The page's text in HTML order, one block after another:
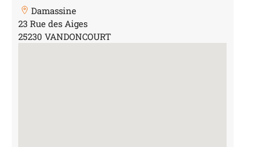
Damassine
23 Rue des Aiges
25230 VANDONCOURT